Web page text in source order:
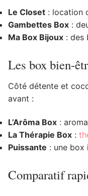
Le Closet : location
Gambettes Box :
Ma Box Bijoux : des
Les box bien-
Côté détente et
avant :
L’Arôma Box :
La Thérapie Box :
Puissante : une box
Comparatif